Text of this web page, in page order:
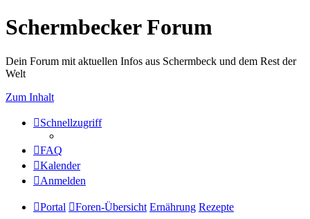
Schermbecker Forum
Dein Forum mit aktuellen Infos aus Schermbeck und dem Rest der
Welt
Zum Inhalt
Schnellzugriff
FAQ
Kalender
Anmelden
Portal Foren-Übersicht Ernährung Rezepte